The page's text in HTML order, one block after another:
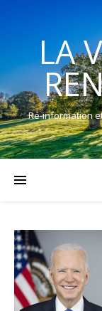
LA
Ré-information